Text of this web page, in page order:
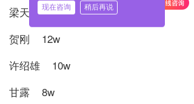
梁天 6w
贺刚 12w
许绍雄 10w
甘露 8w
现在咨询 稍后再说